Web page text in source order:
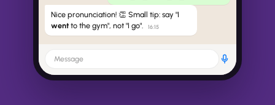
Nice pronunciation! 👏 Small tip: say "I
wentto the gym", not "I go". 16:15
Message